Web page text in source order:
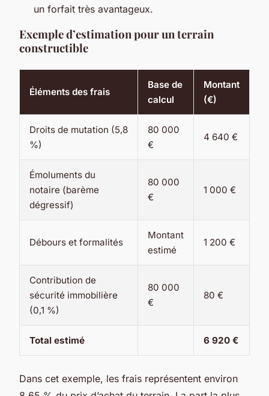
un forfait très avantageux.
Exemple d’estimation pour un terrain
constructible
Éléments des frais
Base de
calcul
Montant
(€)
Droits de mutation (5,8
%)
80 000
€
4 640 €
Émoluments du
notaire (barème
dégressif)
80 000
€
1 000 €
Débours et formalités
Montant
estimé
1 200 €
Contribution de
sécurité immobilière
(0,1 %)
80 000
€
80 €
Total estimé 6 920 €
Dans cet exemple, les frais représentent environ